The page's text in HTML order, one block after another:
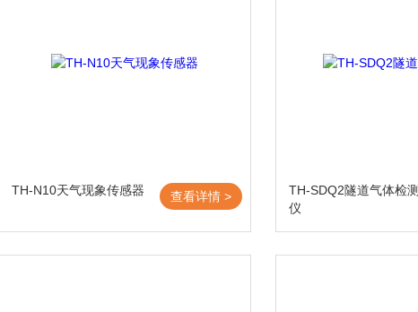
TH-N10天气现象传感器 查看详情 >
TH-SDQ2隧道气体检测
仪